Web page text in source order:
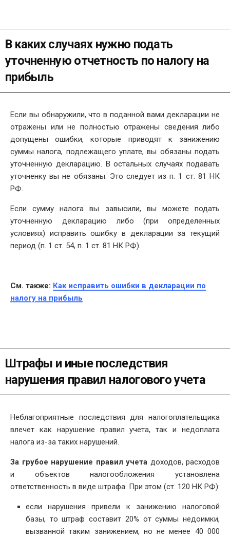
В каких случаях нужно подать
уточненную отчетность по налогу на
прибыль
Если вы обнаружили, что в поданной вами декларации не
отражены или не полностью отражены сведения либо
допущены ошибки, которые приводят к занижению
суммы налога, подлежащего уплате, вы обязаны подать
уточненную декларацию. В остальных случаях подавать
уточненку вы не обязаны. Это следует из п. 1 ст. 81 НК
РФ.
Если сумму налога вы завысили, вы можете подать
уточненную декларацию либо (при определенных
условиях) исправить ошибку в декларации за текущий
период (п. 1 ст. 54, п. 1 ст. 81 НК РФ).
См. также: Как исправить ошибки в декларации по
налогу на прибыль
Штрафы и иные последствия
нарушения правил налогового учета
Неблагоприятные последствия для налогоплательщика
влечет как нарушение правил учета, так и недоплата
налога из-за таких нарушений.
За грубое нарушение правил учета доходов, расходов
и объектов налогообложения установлена
ответственность в виде штрафа. При этом (ст. 120 НК РФ):
если нарушения привели к занижению налоговой
базы, то штраф составит 20% от суммы недоимки,
вызванной таким занижением, но не менее 40 000